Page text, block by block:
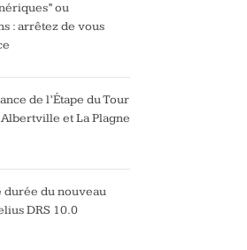
ou
: arrêtez de vous
de l’Étape du Tour
et La Plagne
durée du nouveau
DRS 10.0